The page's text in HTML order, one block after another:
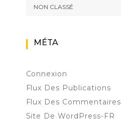
NON CLASSÉ
MÉTA
Connexion
Flux Des Publications
Flux Des Commentaires
Site De WordPress-FR